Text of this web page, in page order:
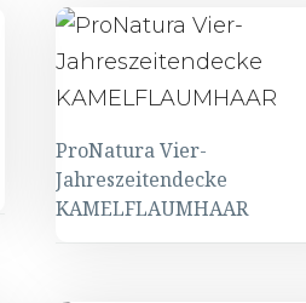
ProNatura Vier-
Jahreszeitendecke
KAMELFLAUMHAAR